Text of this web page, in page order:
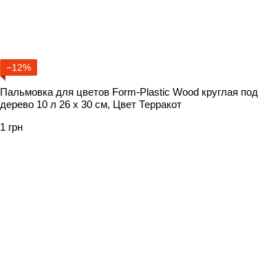
−12%
Пальмовка для цветов Form-Plastic Wood круглая под
дерево 10 л 26 х 30 см, Цвет Терракот
1 грн